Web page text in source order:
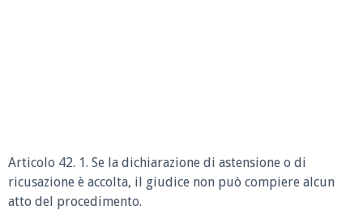
Articolo 42. 1. Se la dichiarazione di astensione o di
ricusazione è accolta, il giudice non può compiere alcun
atto del procedimento.